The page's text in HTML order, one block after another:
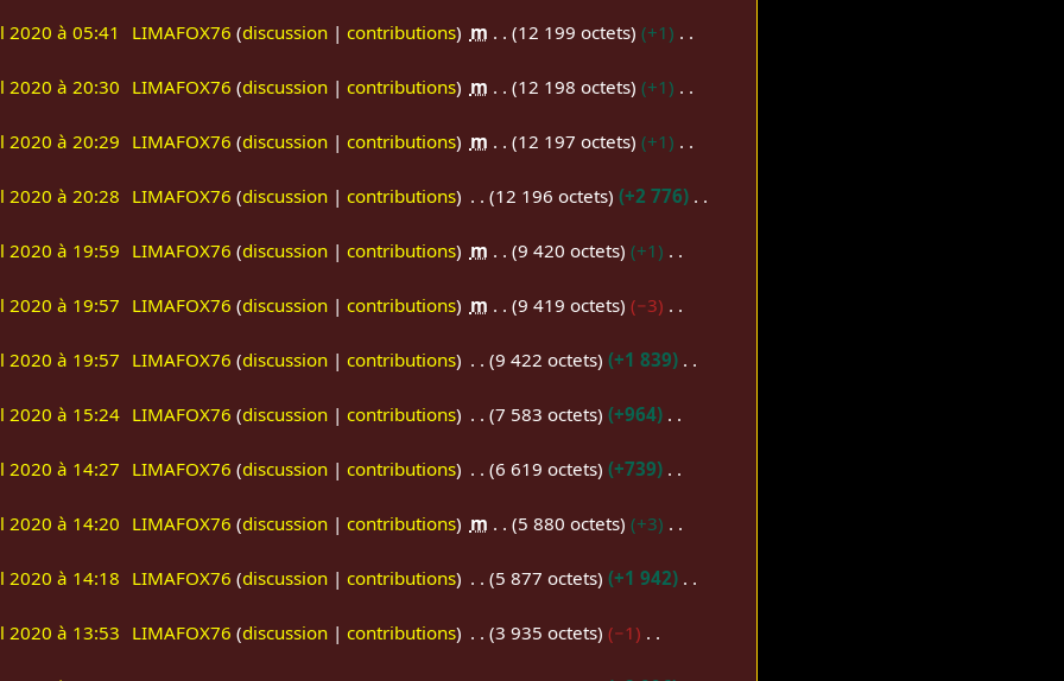
2020 à 05:41 LIMAFOX76 discussion contributions m 12 199 octets
+1
2020 à 20:30 LIMAFOX76 discussion contributions m 12 198 octets
+1
2020 à 20:29 LIMAFOX76 discussion contributions m 12 197 octets
+1
2020 à 20:28 LIMAFOX76 discussion contributions 12 196 octets
+2 776
2020 à 19:59 LIMAFOX76 discussion contributions m 9 420 octets
+1
2020 à 19:57 LIMAFOX76 discussion contributions m 9 419 octets
−3
2020 à 19:57 LIMAFOX76 discussion contributions 9 422 octets
+1 839
2020 à 15:24 LIMAFOX76 discussion contributions 7 583 octets
+964
2020 à 14:27 LIMAFOX76 discussion contributions 6 619 octets
+739
2020 à 14:20 LIMAFOX76 discussion contributions m 5 880 octets
+3
2020 à 14:18 LIMAFOX76 discussion contributions 5 877 octets
+1 942
2020 à 13:53 LIMAFOX76 discussion contributions 3 935 octets
−1